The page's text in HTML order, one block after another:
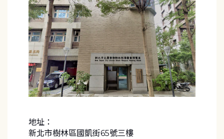
地址：
新北市樹林區國凱街65號三樓